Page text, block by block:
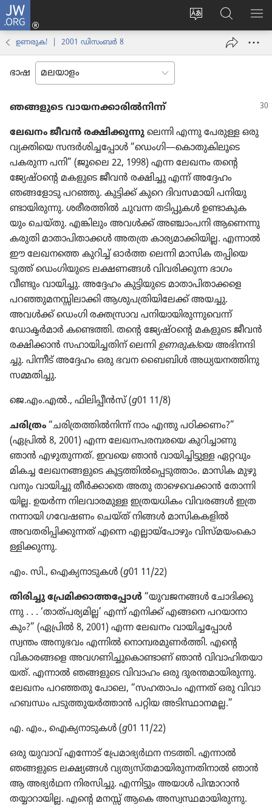
JW.ORG
സൈറ്റ്
മാറ്റുക
ലോഗ്
ഇൻ
പേജ്
JW.ORG
വെബ്‌​
സൈ​
ഉണരുക! | 2001 ഡിസംബര്‍ 8
ഭാഷ
ഞങ്ങളുടെ വായന​ക്കാ​രിൽനിന്ന്‌
ലേഖനം ജീവൻ രക്ഷിക്കു​ന്നു ലെന്നി എന്നു പേരുള്ള ഒരു
വ്യക്തിയെ സന്ദർശി​ച്ച​പ്പോൾ “ഡെംഗി—കൊതു​കി​ലൂ​ടെ
പകരുന്ന പനി” (ജൂലൈ 22, 1998) എന്ന ലേഖനം തന്റെ
ജ്യേഷ്‌ഠന്റെ മകളുടെ ജീവൻ രക്ഷിച്ചു എന്ന്‌ അദ്ദേഹം
ഞങ്ങളോ​ടു പറഞ്ഞു. കുട്ടിക്ക്‌ കുറെ ദിവസ​മാ​യി പനിയു​
ണ്ടാ​യി​രു​ന്നു. ശരീര​ത്തിൽ ചുവന്ന തടിപ്പു​കൾ ഉണ്ടാകു​ക​
യും ചെയ്‌തു. എങ്കിലും അവൾക്ക്‌ അഞ്ചാം​പനി ആണെന്നു
കരുതി മാതാ​പി​താ​ക്കൾ അതത്ര കാര്യ​മാ​ക്കി​യില്ല. എന്നാൽ
ഈ ലേഖനത്തെ കുറിച്ച്‌ ഓർത്ത ലെന്നി മാസിക തപ്പി​യെ​
ടുത്ത്‌ ഡെംഗി​യു​ടെ ലക്ഷണങ്ങൾ വിവരി​ക്കുന്ന ഭാഗം
വീണ്ടും വായിച്ചു. അദ്ദേഹം കുട്ടി​യു​ടെ മാതാ​പി​താ​ക്കളെ
പറഞ്ഞു​മ​ന​സ്സി​ലാ​ക്കി ആശുപ​ത്രി​യി​ലേക്ക്‌ അയച്ചു.
അവൾക്ക്‌ ഡെംഗി രക്തസ്രാവ പനിയാ​യി​രു​ന്നു​വെന്ന്‌
ഡോക്ടർമാർ കണ്ടെത്തി. തന്റെ ജ്യേഷ്‌ഠന്റെ മകളുടെ ജീവൻ
രക്ഷിക്കാൻ സഹായി​ച്ച​തിന്‌ ലെന്നി ഉണരുക!യെ അഭിന​ന്ദി​
ച്ചു. പിന്നീട്‌ അദ്ദേഹം ഒരു ഭവന ബൈബിൾ അധ്യയ​ന​ത്തി​നു
സമ്മതിച്ചു.
ജെ.എം.എൽ., ഫിലി​പ്പീൻസ്‌ (g01 11/8)
ചരിത്രം “ചരി​ത്ര​ത്തിൽനിന്ന്‌ നാം എന്തു പഠിക്കണം?”
(ഏപ്രിൽ 8, 2001) എന്ന ലേഖന​പ​ര​മ്പ​രയെ കുറി​ച്ചാ​ണു
ഞാൻ എഴുതു​ന്നത്‌. ഇവയെ ഞാൻ വായി​ച്ചി​ട്ടുള്ള ഏറ്റവും
മികച്ച ലേഖന​ങ്ങ​ളു​ടെ കൂട്ടത്തിൽപ്പെ​ടു​ത്താം. മാസിക മുഴു​
വ​നും വായിച്ചു തീർക്കാ​തെ അതു താഴെ​വെ​ക്കാൻ തോന്നി​
യില്ല. ഉയർന്ന നിലവാ​ര​മുള്ള ഇത്രയ​ധി​കം വിവരങ്ങൾ ഇത്ര
നന്നായി ഗവേഷണം ചെയ്‌ത്‌ നിങ്ങൾ മാസി​ക​ക​ളിൽ
അവതരി​പ്പി​ക്കു​ന്നത്‌ എന്നെ എല്ലായ്‌പോ​ഴും വിസ്‌മ​യം​കൊ​
ള്ളി​ക്കു​ന്നു.
എം. സി., ഐക്യ​നാ​ടു​കൾ (g01 11/22)
തിരിച്ചു പ്രേമി​ക്കാ​ത്ത​പ്പോൾ “യുവജ​നങ്ങൾ ചോദി​ക്കു​
ന്നു . . . ‘താത്‌പ​ര്യ​മില്ല’ എന്ന്‌ എനിക്ക്‌ എങ്ങനെ പറയാ​നാ​
കും?” (ഏപ്രിൽ 8, 2001) എന്ന ലേഖനം വായി​ച്ച​പ്പോൾ
സ്വന്തം അനുഭവം എന്നിൽ നൊമ്പ​ര​മു​ണർത്തി. എന്റെ
വികാ​ര​ങ്ങളെ അവഗണി​ച്ചു​കൊ​ണ്ടാണ്‌ ഞാൻ വിവാ​ഹി​ത​യാ​
യത്‌. എന്നാൽ ഞങ്ങളുടെ വിവാഹം ഒരു ദുരന്ത​മാ​യി​രു​ന്നു.
ലേഖനം പറഞ്ഞതു പോലെ, “സഹതാപം എന്നത്‌ ഒരു വിവാ​
ഹ​ബന്ധം പടുത്തു​യർത്താൻ പറ്റിയ അടിസ്ഥാ​നമല്ല.”
എ. എം., ഐക്യ​നാ​ടു​കൾ (g01 11/22)
ഒരു യുവാവ്‌ എന്നോട്‌ പ്രേമാ​ഭ്യർഥന നടത്തി. എന്നാൽ
ഞങ്ങളുടെ ലക്ഷ്യങ്ങൾ വ്യത്യ​സ്‌ത​മാ​യി​രു​ന്ന​തി​നാൽ ഞാൻ
ആ അഭ്യർഥന നിരസി​ച്ചു. എന്നിട്ടും അയാൾ പിന്മാ​റാൻ
തയ്യാറാ​യില്ല. എന്റെ മനസ്സ്‌ ആകെ അസ്വസ്ഥ​മാ​യി​രു​ന്നു.